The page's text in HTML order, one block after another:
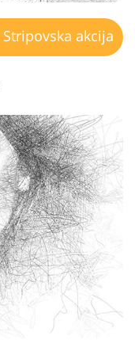
Stripovska akcija